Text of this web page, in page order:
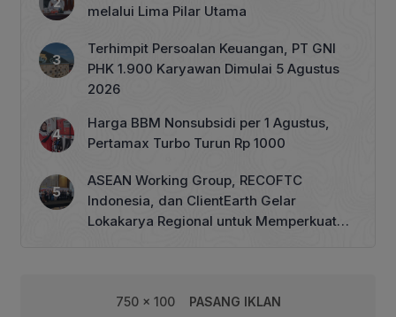
melalui Lima Pilar Utama
Terhimpit Persoalan Keuangan, PT GNI
PHK 1.900 Karyawan Dimulai 5 Agustus
2026
Harga BBM Nonsubsidi per 1 Agustus,
Pertamax Turbo Turun Rp 1000
ASEAN Working Group, RECOFTC
Indonesia, dan ClientEarth Gelar
Lokakarya Regional untuk Memperkuat
750 x 100 PASANG IKLAN